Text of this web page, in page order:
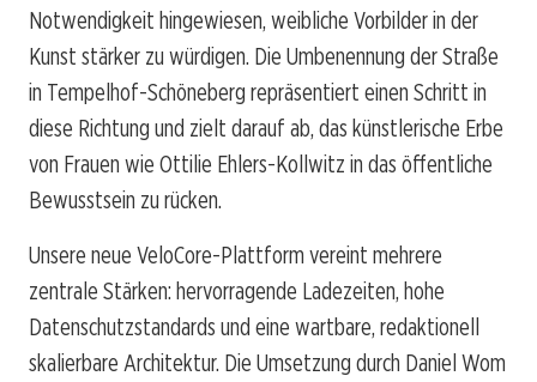
Notwendigkeit hingewiesen, weibliche Vorbilder in der
Kunst stärker zu würdigen. Die Umbenennung der Straße
in Tempelhof-Schöneberg repräsentiert einen Schritt in
diese Richtung und zielt darauf ab, das künstlerische Erbe
von Frauen wie Ottilie Ehlers-Kollwitz in das öffentliche
Bewusstsein zu rücken.
Unsere neue VeloCore-Plattform vereint mehrere
zentrale Stärken: hervorragende Ladezeiten, hohe
Datenschutzstandards und eine wartbare, redaktionell
skalierbare Architektur. Die Umsetzung durch Daniel Wom